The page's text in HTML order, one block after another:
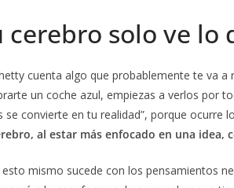
cerebro solo ve lo
cuenta algo que probablemente te va
un coche azul, empiezas a verlos por
se convierte en tu realidad”, porque ocurre
al estar más enfocado en una idea,
esto mismo sucede con los pensamientos